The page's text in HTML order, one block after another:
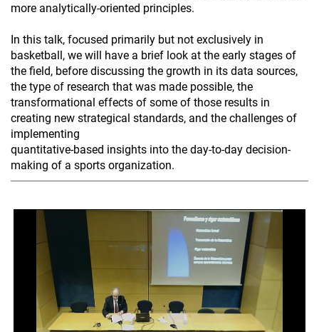
more analytically-oriented principles.
In this talk, focused primarily but not exclusively in
basketball, we will have a brief look at the early stages of
the field, before discussing the growth in its data sources,
the type of research that was made possible, the
transformational effects of some of those results in
creating new strategical standards, and the challenges of
implementing
quantitative-based insights into the day-to-day decision-
making of a sports organization.